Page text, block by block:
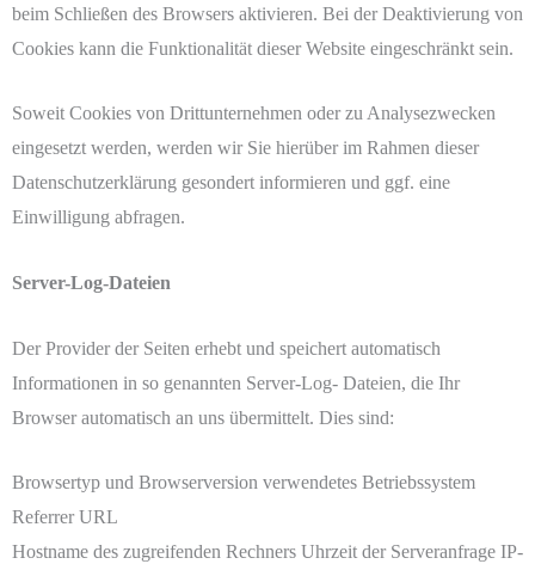
beim Schließen des Browsers aktivieren. Bei der Deaktivierung von
Cookies kann die Funktionalität dieser Website eingeschränkt sein.
Soweit Cookies von Drittunternehmen oder zu Analysezwecken
eingesetzt werden, werden wir Sie hierüber im Rahmen dieser
Datenschutzerklärung gesondert informieren und ggf. eine
Einwilligung abfragen.
Server-Log-Dateien
Der Provider der Seiten erhebt und speichert automatisch
Informationen in so genannten Server-Log- Dateien, die Ihr
Browser automatisch an uns übermittelt. Dies sind:
Browsertyp und Browserversion verwendetes Betriebssystem
Referrer URL
Hostname des zugreifenden Rechners Uhrzeit der Serveranfrage IP-